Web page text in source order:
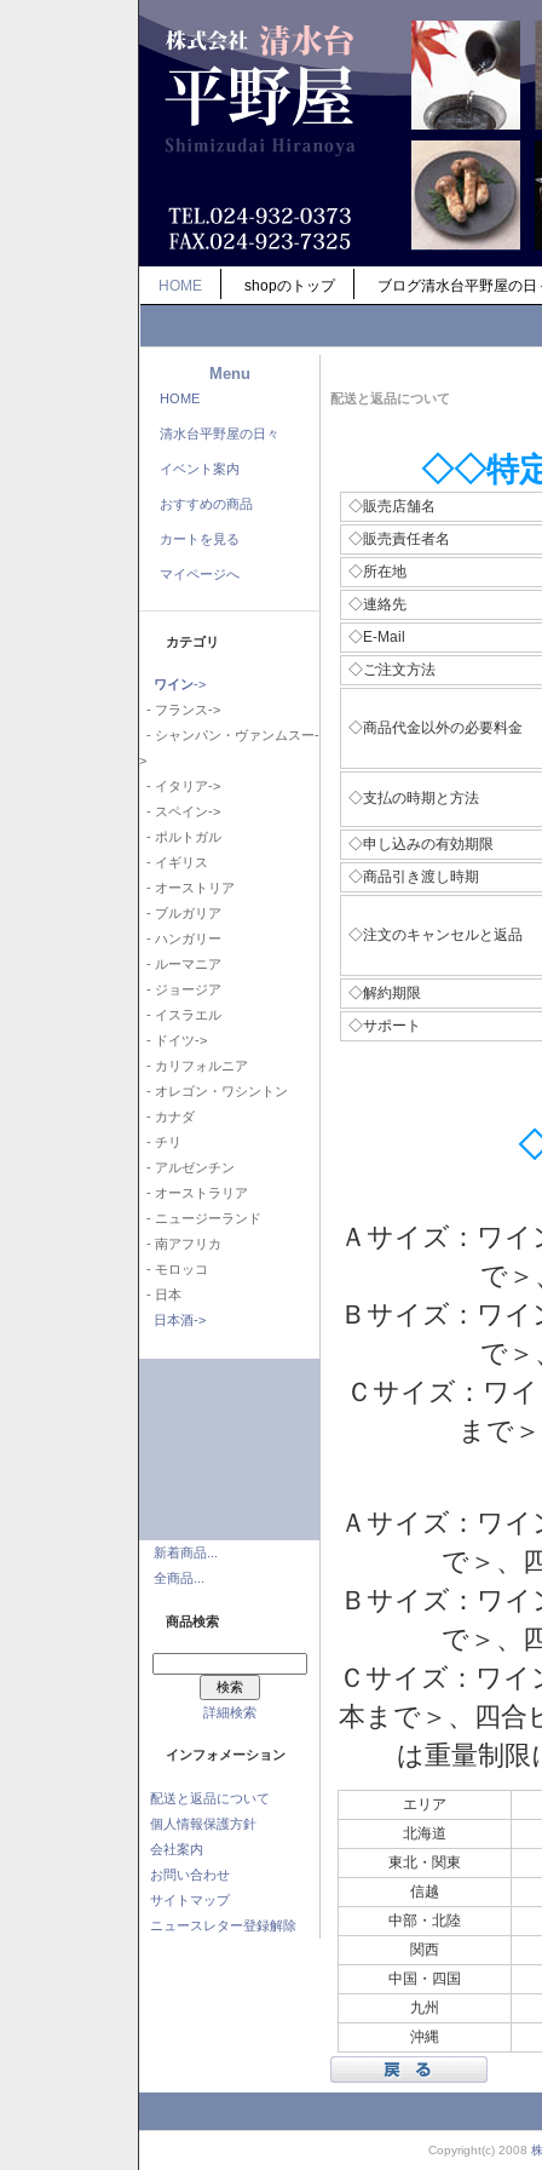
HOME shopのトップ ブログ清水台平野屋の日
Menu
HOME
清水台平野屋の日々
イベント案内
おすすめの商品
カートを見る
マイページへ
カテゴリ
ワイン->
- フランス->
- シャンパン・ヴァンムスー-
>
- イタリア->
- スペイン->
- ポルトガル
- イギリス
- オーストリア
- ブルガリア
- ハンガリー
- ルーマニア
- ジョージア
- イスラエル
- ドイツ->
- カリフォルニア
- オレゴン・ワシントン
- カナダ
- チリ
- アルゼンチン
- オーストラリア
- ニュージーランド
- 南アフリカ
- モロッコ
- 日本
日本酒->
新着商品...
全商品...
商品検索
詳細検索
インフォメーション
配送と返品について
個人情報保護方針
会社案内
お問い合わせ
サイトマップ
ニュースレター登録解除
配送と返品について
◇◇特
◇販売店舗名
◇販売責任者名
◇所在地
◇連絡先
◇E-Mail
◇ご注文方法
◇商品代金以外の必要料金
◇支払の時期と方法
◇申し込みの有効期限
◇商品引き渡し時期
◇注文のキャンセルと返品
◇解約期限
◇サポート
Ａサイズ：ワ
で
Ｂサイズ：ワ
で
Ｃサイズ：ワ
まで
Ａサイズ：ワ
で＞、
Ｂサイズ：ワ
で＞、
Ｃサイズ：ワイ
本まで＞、四
は重量制
エリア
北海道
東北・関東
信越
中部・北陸
関西
中国・四国
九州
沖縄
Copyright(c) 2008